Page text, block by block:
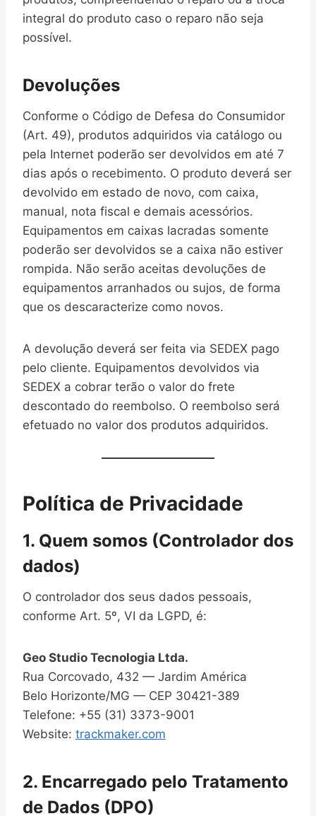
integral do produto caso o reparo não seja
possível.
Devoluções
Conforme o Código de Defesa do Consumidor
(Art. 49), produtos adquiridos via catálogo ou
pela Internet poderão ser devolvidos em até 7
dias após o recebimento. O produto deverá ser
devolvido em estado de novo, com caixa,
manual, nota fiscal e demais acessórios.
Equipamentos em caixas lacradas somente
poderão ser devolvidos se a caixa não estiver
rompida. Não serão aceitas devoluções de
equipamentos arranhados ou sujos, de forma
que os descaracterize como novos.
A devolução deverá ser feita via SEDEX pago
pelo cliente. Equipamentos devolvidos via
SEDEX a cobrar terão o valor do frete
descontado do reembolso. O reembolso será
efetuado no valor dos produtos adquiridos.
Política de Privacidade
1. Quem somos (Controlador dos
dados)
O controlador dos seus dados pessoais,
conforme Art. 5º, VI da LGPD, é:
Geo Studio Tecnologia Ltda.
Rua Corcovado, 432 — Jardim América
Belo Horizonte/MG — CEP 30421-389
Telefone: +55 (31) 3373-9001
Website: trackmaker.com
2. Encarregado pelo Tratamento
de Dados (DPO)